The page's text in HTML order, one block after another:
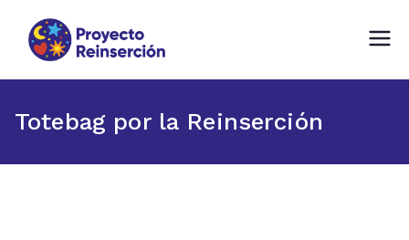
Fundación comprometida con la
Totebag por la Reinserción